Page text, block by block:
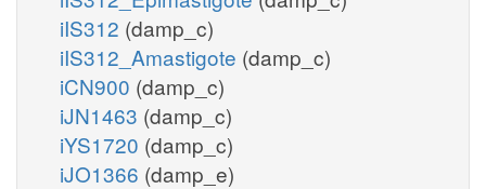
iIS312 (damp_c)
iIS312_Amastigote (damp_c)
iCN900 (damp_c)
iJN1463 (damp_c)
iYS1720 (damp_c)
iJO1366 (damp_e)